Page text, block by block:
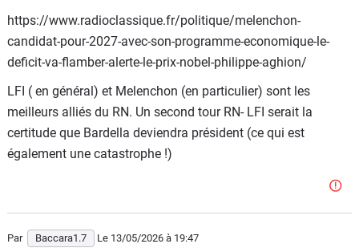
ont rien à proposer hormis satisfaire des politiques d
austérité toujours plus catastrophique..
détenus à 90 % par des milliardaires réacs et
conservateurs.
https://www.radioclassique.fr/politique/melenchon-
candidat-pour-2027-avec-son-programme-economique-le-
deficit-va-flamber-alerte-le-prix-nobel-philippe-aghion/
LFI ( en général) et Melenchon (en particulier) sont les
meilleurs alliés du RN. Un second tour RN- LFI serait la
certitude que Bardella deviendra président (ce qui est
également une catastrophe !)
Par Baccara1.7 Le 13/05/2026 à 19:47